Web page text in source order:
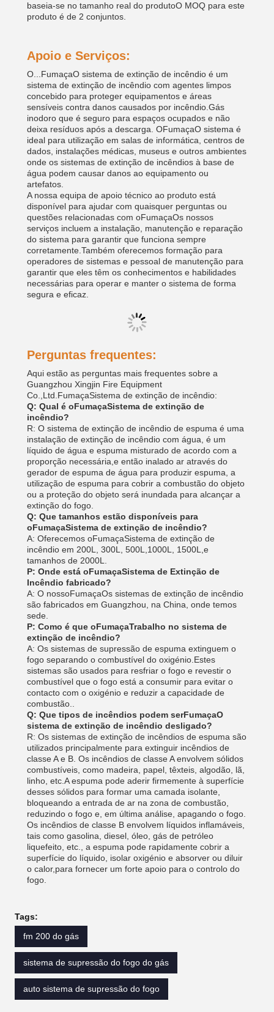
baseia-se no tamanho real do produtoO MOQ para este
produto é de 2 conjuntos.
Apoio e Serviços:
O... FumaçaO sistema de extinção de incêndio é um
sistema de extinção de incêndio com agentes limpos
concebido para proteger equipamentos e áreas
sensíveis contra danos causados por incêndio.Gás
inodoro que é seguro para espaços ocupados e não
deixa resíduos após a descarga. OFumaçaO sistema é
ideal para utilização em salas de informática, centros de
dados, instalações médicas, museus e outros ambientes
onde os sistemas de extinção de incêndios à base de
água podem causar danos ao equipamento ou
artefatos.
A nossa equipa de apoio técnico ao produto está
disponível para ajudar com quaisquer perguntas ou
questões relacionadas com oFumaçaOs nossos
serviços incluem a instalação, manutenção e reparação
do sistema para garantir que funciona sempre
corretamente.Também oferecemos formação para
operadores de sistemas e pessoal de manutenção para
garantir que eles têm os conhecimentos e habilidades
necessárias para operar e manter o sistema de forma
segura e eficaz.
Perguntas frequentes:
Aqui estão as perguntas mais frequentes sobre a
Guangzhou Xingjin Fire Equipment
Co.,Ltd. FumaçaSistema de extinção de incêndio:
Q: Qual é oFumaçaSistema de extinção de
incêndio?
R: O sistema de extinção de incêndio de espuma é uma
instalação de extinção de incêndio com água, é um
líquido de água e espuma misturado de acordo com a
proporção necessária,e então inalado ar através do
gerador de espuma de água para produzir espuma, a
utilização de espuma para cobrir a combustão do objeto
ou a proteção do objeto será inundada para alcançar a
extinção do fogo.
Q: Que tamanhos estão disponíveis para
oFumaçaSistema de extinção de incêndio?
A: Oferecemos oFumaçaSistema de extinção de
incêndio em 200L, 300L, 500L, 1000L, 1500L, e
tamanhos de 2000L.
P: Onde está oFumaçaSistema de Extinção de
Incêndio fabricado?
A: O nossoFumaçaOs sistemas de extinção de incêndio
são fabricados em Guangzhou, na China, onde temos
sede.
P: Como é que oFumaçaTrabalho no sistema de
extinção de incêndio?
A: Os sistemas de supressão de espuma extinguem o
fogo separando o combustível do oxigénio.Estes
sistemas são usados para resfriar o fogo e revestir o
combustível que o fogo está a consumir para evitar o
contacto com o oxigénio e reduzir a capacidade de
combustão..
Q: Que tipos de incêndios podem serFumaçaO
sistema de extinção de incêndio desligado?
R: Os sistemas de extinção de incêndios de espuma são
utilizados principalmente para extinguir incêndios de
classe A e B. Os incêndios de classe A envolvem sólidos
combustíveis, como madeira, papel, têxteis, algodão, lã,
linho, etc.A espuma pode aderir firmemente à superfície
desses sólidos para formar uma camada isolante,
bloqueando a entrada de ar na zona de combustão,
reduzindo o fogo e, em última análise, apagando o fogo.
Os incêndios de classe B envolvem líquidos inflamáveis,
tais como gasolina, diesel, óleo, gás de petróleo
liquefeito, etc., a espuma pode rapidamente cobrir a
superfície do líquido, isolar oxigénio e absorver ou diluir
o calor,para fornecer um forte apoio para o controlo do
fogo.
Tags:
fm 200 do gás
sistema de supressão do fogo do gás
auto sistema de supressão do fogo